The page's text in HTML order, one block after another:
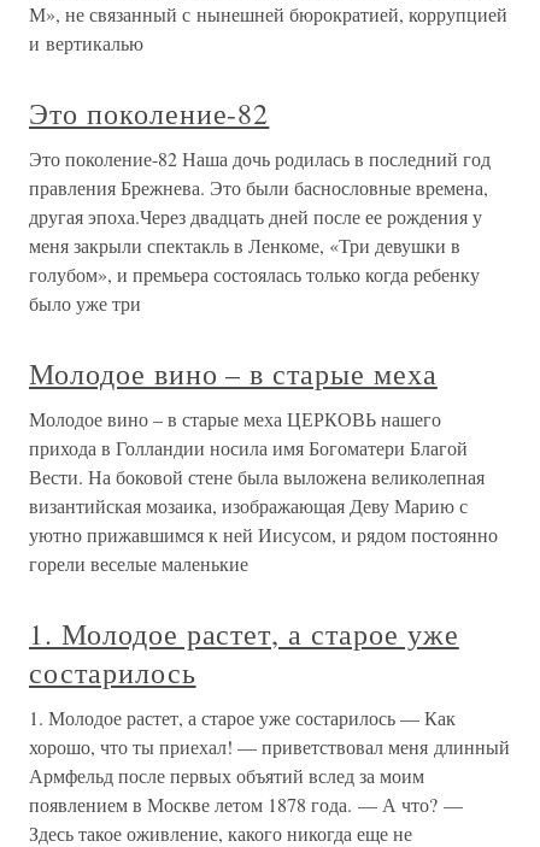
М», не связанный с нынешней бюрократией, коррупцией
и вертикалью
Это поколение-82
Это поколение-82 Наша дочь родилась в последний год
правления Брежнева. Это были баснословные времена,
другая эпоха.Через двадцать дней после ее рождения у
меня закрыли спектакль в Ленкоме, «Три девушки в
голубом», и премьера состоялась только когда ребенку
было уже три
Молодое вино – в старые меха
Молодое вино – в старые меха ЦЕРКОВЬ нашего
прихода в Голландии носила имя Богоматери Благой
Вести. На боковой стене была выложена великолепная
византийская мозаика, изображающая Деву Марию с
уютно прижавшимся к ней Иисусом, и рядом постоянно
горели веселые маленькие
1. Молодое растет, а старое уже
состарилось
1. Молодое растет, а старое уже состарилось — Как
хорошо, что ты приехал! — приветствовал меня длинный
Армфельд после первых объятий вслед за моим
появлением в Москве летом 1878 года. — А что? —
Здесь такое оживление, какого никогда еще не